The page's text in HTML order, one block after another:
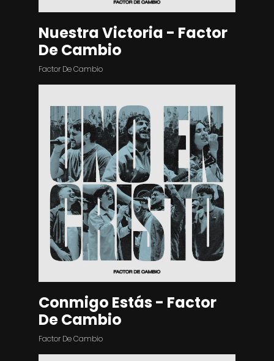
Nuestra Victoria - Factor
De Cambio
Factor De Cambio
Conmigo Estás - Factor
De Cambio
Factor De Cambio